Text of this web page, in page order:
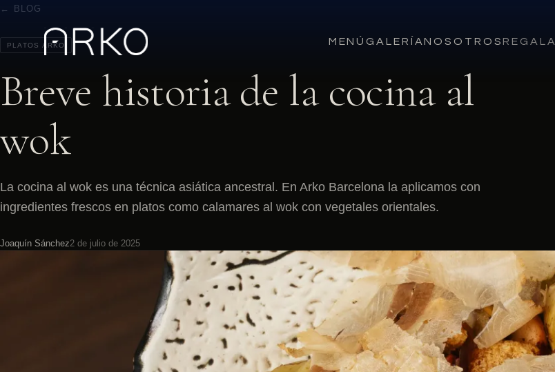
MENÚ GALERÍANOSOTROS REGALA
← BLOG
PLATOS ARKO
Breve historia de la cocina al
wok
La cocina al wok es una técnica asiática ancestral. En Arko Barcelona la aplicamos con
ingredientes frescos en platos como calamares al wok con vegetales orientales.
Joaquín Sánchez2 de julio de 2025